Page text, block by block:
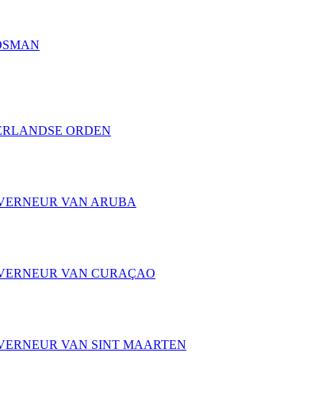
ORDEN
VAN ARUBA
VAN CURAÇAO
VAN SINT MAARTEN